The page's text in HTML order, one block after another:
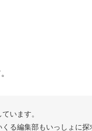
います。
る編集部もいっしょに探